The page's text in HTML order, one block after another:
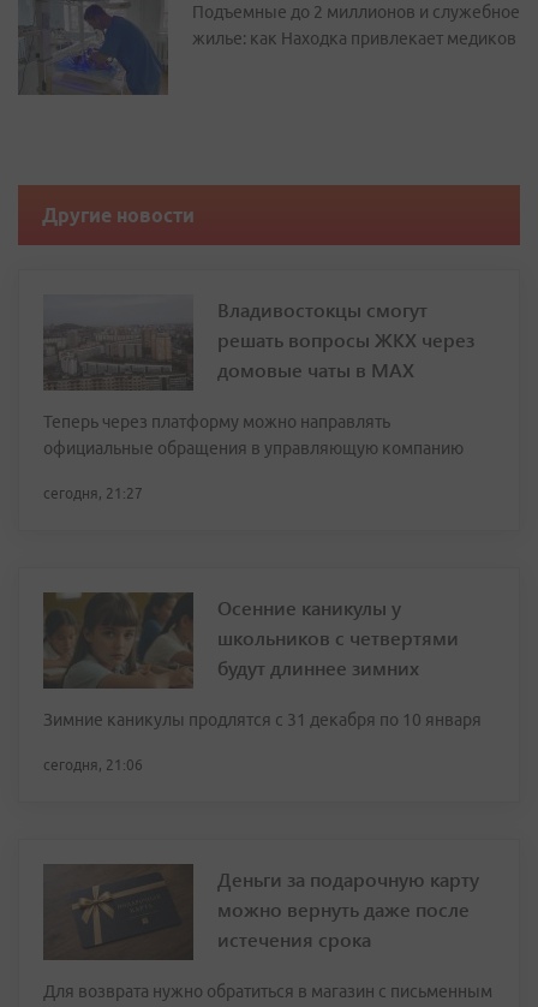
Подъемные до 2 миллионов и служебное
жилье: как Находка привлекает медиков
Другие новости
Владивостокцы смогут
решать вопросы ЖКХ через
домовые чаты в МАХ
Теперь через платформу можно направлять
официальные обращения в управляющую компанию
сегодня, 21:27
Осенние каникулы у
школьников с четвертями
будут длиннее зимних
Зимние каникулы продлятся с 31 декабря по 10 января
сегодня, 21:06
Деньги за подарочную карту
можно вернуть даже после
истечения срока
Для возврата нужно обратиться в магазин с письменным